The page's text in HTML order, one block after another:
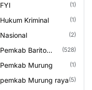
FYI (1)
Hukum Kriminal (1)
Nasional (2)
Pemkab Barito
(528)
Pemkab Murung (1)
pemkab Murung raya(5)